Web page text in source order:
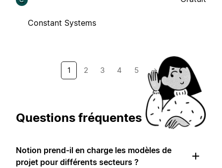
Constant Systems
1 2 3 4 5 →
Questions fréquentes
Notion prend-il en charge les modèles de
projet pour différents secteurs ?